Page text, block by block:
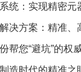
统：实现精密元
决方案：精准、
帮您“避坑”的权
造时代的精准之